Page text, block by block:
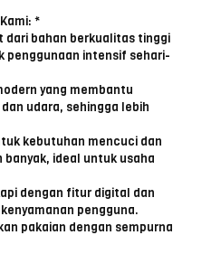
*
dari bahan berkualitas tinggi
penggunaan intensif sehari-
yang membantu
udara, sehingga lebih
kebutuhan mencuci dan
ideal untuk usaha
dengan fitur digital dan
pengguna.
pakaian dengan sempurna